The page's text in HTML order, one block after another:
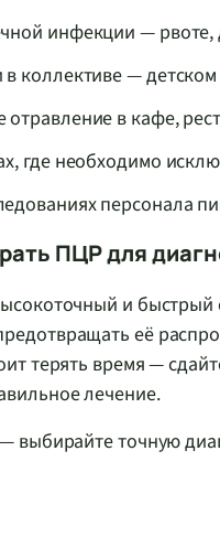
инфекции — рвоте,
коллективе —
в кафе,
где необходимо
персонала
ПЦР для
и
её
терять время —
лечение.
выбирайте точную